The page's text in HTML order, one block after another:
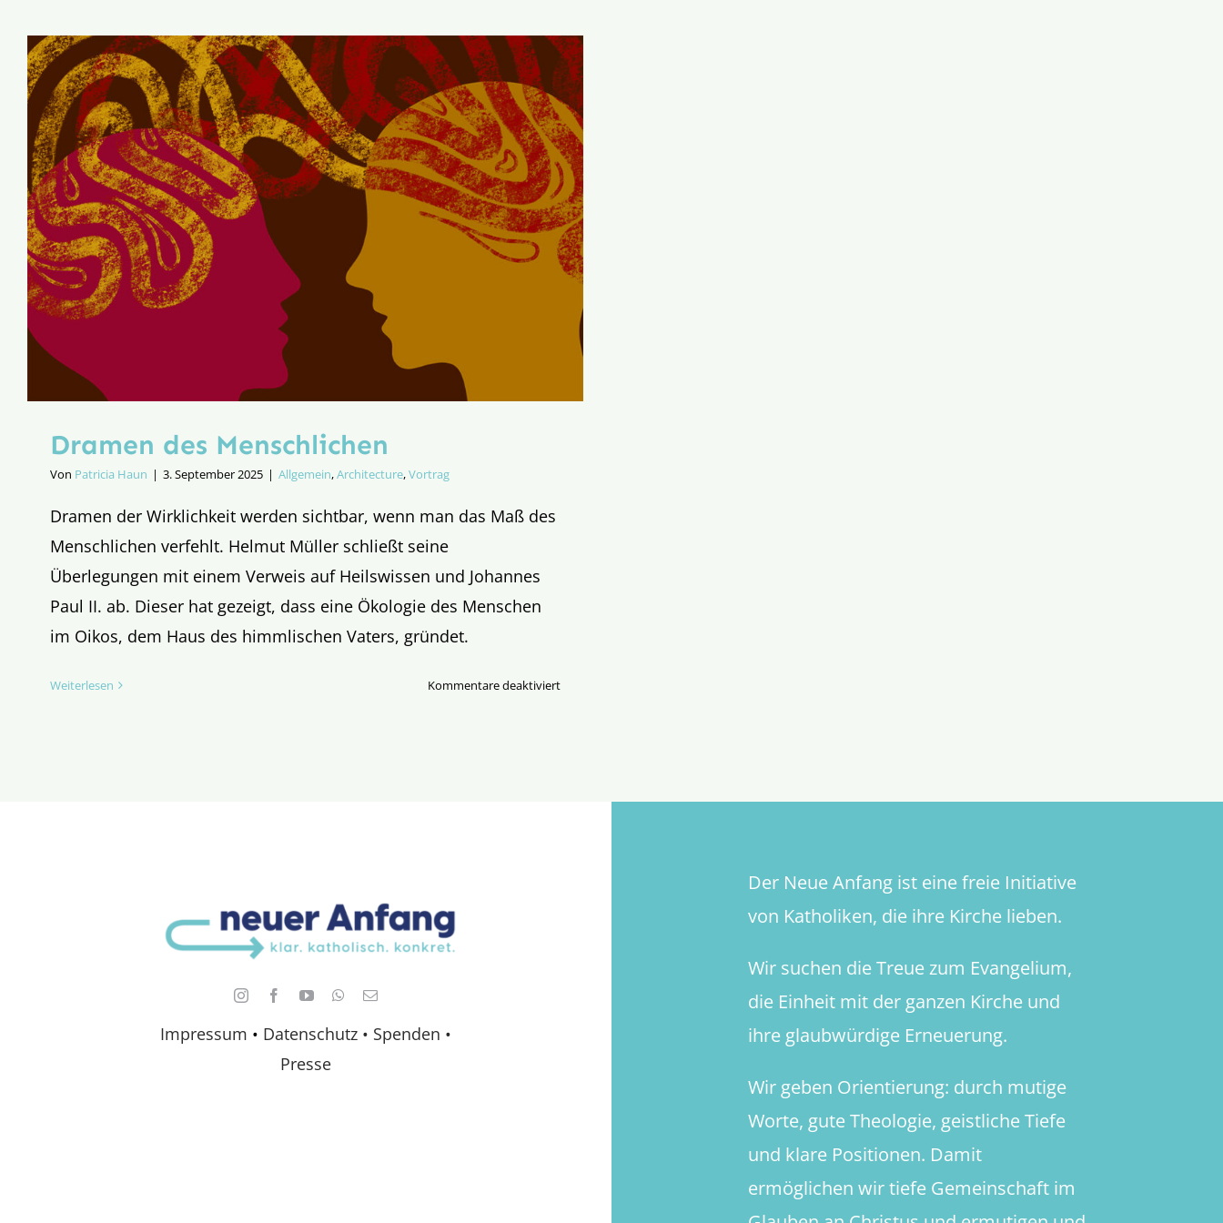
Dramen des Menschlichen
Von Patricia Haun | 3. September 2025 | Allgemein,Architecture,Vortrag
Dramen der Wirklichkeit werden sichtbar, wenn man das Maß des
Menschlichen verfehlt. Helmut Müller schließt seine
Überlegungen mit einem Verweis auf Heilswissen und Johannes
Paul II. ab. Dieser hat gezeigt, dass eine Ökologie des Menschen
im Oikos, dem Haus des himmlischen Vaters, gründet.
Weiterlesen Kommentare deaktiviertfür
Impressum • Datenschutz • Spenden •
Presse
Der Neue Anfang ist eine freie Initiative
von Katholiken, die ihre Kirche lieben.
Wir suchen die Treue zum Evangelium,
die Einheit mit der ganzen Kirche und
ihre glaubwürdige Erneuerung.
Wir geben Orientierung: durch mutige
Worte, gute Theologie, geistliche Tiefe
und klare Positionen. Damit
ermöglichen wir tiefe Gemeinschaft im